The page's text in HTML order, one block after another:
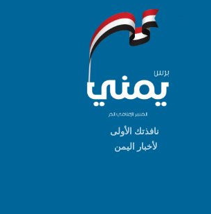
نافذتك الأولى
لأخبار اليمن